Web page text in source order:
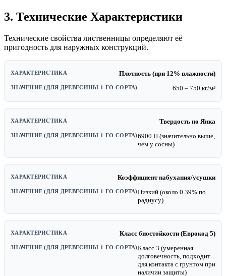
3. Технические Характеристики
Технические свойства лиственницы определяют её
пригодность для наружных конструкций.
Плотность (при 12% влажности)
650 – 750 кг/м³
Твердость по Янка
6900 Н (значительно выше,
чем у сосны)
Коэффициент набухания/усушки
Низкий (около 0.39% по
радиусу)
Класс биостойкости (Еврокод 5)
Класс 3 (умеренная
долговечность, подходит
для контакта с грунтом при
наличии защиты)